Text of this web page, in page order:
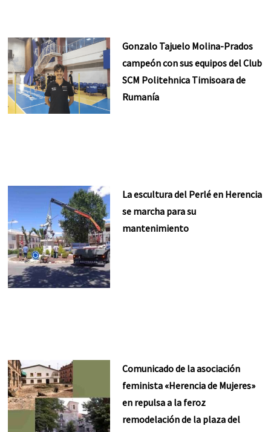
Gonzalo Tajuelo Molina-Prados
campeón con sus equipos del Club
SCM Politehnica Timisoara de
Rumanía
La escultura del Perlé en Herencia
se marcha para su
mantenimiento
Comunicado de la asociación
feminista «Herencia de Mujeres»
en repulsa a la feroz
remodelación de la plaza del